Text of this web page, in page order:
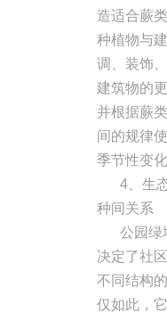
造适合蕨
种植物与
调、装饰
建筑物的
并根据蕨
间的规律
季节性变化
4、生
种间关系
公园绿
决定了社
不同结构
仅如此，